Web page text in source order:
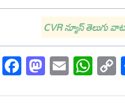
CVR న్యూస్
Facebook
Email